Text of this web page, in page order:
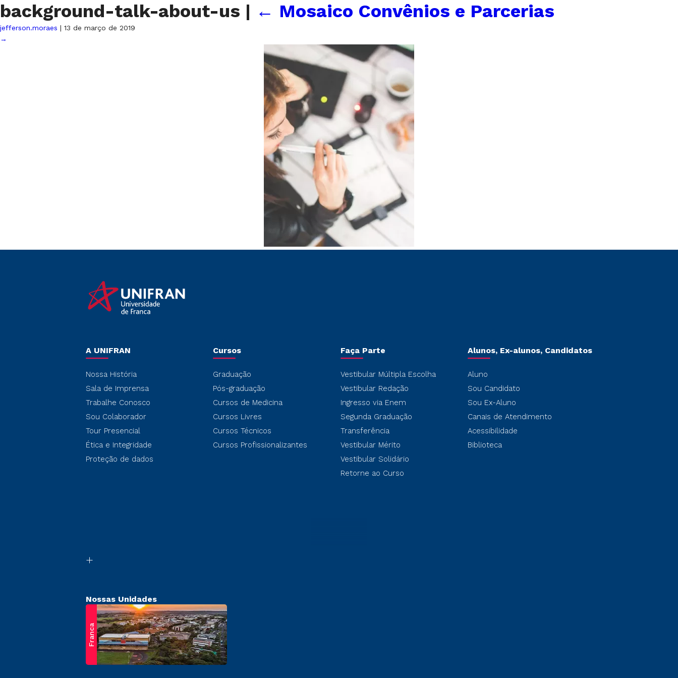
background-talk-about-us | ← Mosaico Convênios e Parcerias
jefferson.moraes | 13 de março de 2019
→
A UNIFRAN
Nossa História
Sala de Imprensa
Trabalhe Conosco
Sou Colaborador
Tour Presencial
Ética e Integridade
Proteção de dados
Cursos
Graduação
Pós-graduação
Cursos de Medicina
Cursos Livres
Cursos Técnicos
Cursos Profissionalizantes
Faça Parte
Vestibular Múltipla Escolha
Vestibular Redação
Ingresso via Enem
Segunda Graduação
Transferência
Vestibular Mérito
Vestibular Solidário
Retorne ao Curso
Alunos, Ex-alunos, Candidatos
Aluno
Sou Candidato
Sou Ex-Aluno
Canais de Atendimento
Acessibilidade
Biblioteca
Nossas Unidades
Franca